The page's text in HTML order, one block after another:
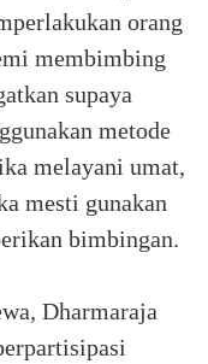
orang
membimbing
supaya
metode
melayani umat,
mesti gunakan
bimbingan.
Dharmaraja